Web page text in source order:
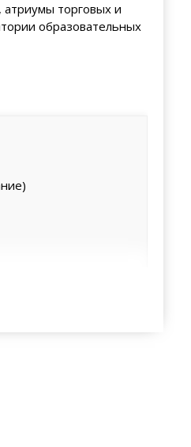
торговых и
образовательных